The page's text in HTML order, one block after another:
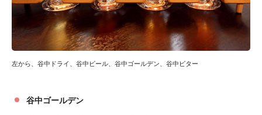
左から、谷中ドライ、谷中ビール、谷中ゴールデン、谷中ビター
谷中ゴールデン